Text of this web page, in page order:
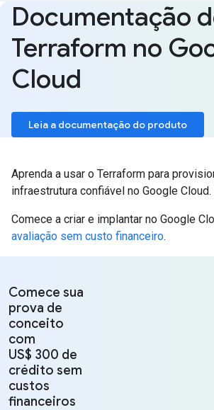
Documentação
Terraform no
Cloud
Leia a documentação do produto
Aprenda a usar o Terraform para
infraestrutura confiável no Google Cloud.
Comece a criar e implantar no Google
avaliação sem custo financeiro.
Comece sua
prova de
conceito
com
US$ 300 de
crédito sem
custos
financeiros